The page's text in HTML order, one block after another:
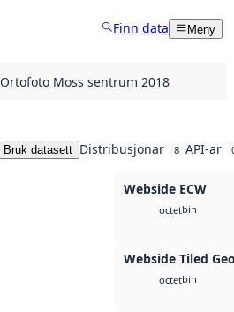
Finn data Meny
Ortofoto Moss sentrum 2018
Bruk datasett Distribusjonar 8 API-ar
Webside ECW
octetbin
Webside Tiled
octetbin